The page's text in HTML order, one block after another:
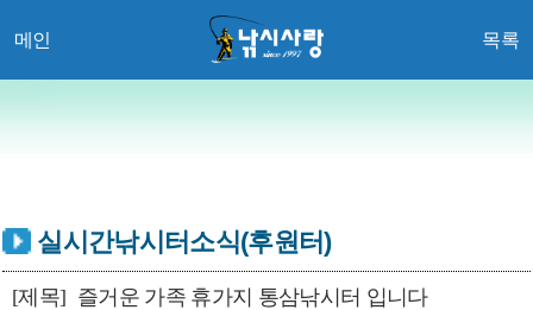
메인 목록
실시간낚시터소식(후원터)
[제목] 즐거운 가족 휴가지 통삼낚시터 입니다